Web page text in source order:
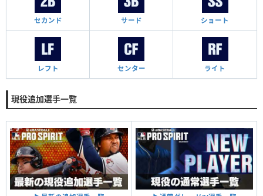
セカンド サード ショート
レフト センター ライト
現役追加選手一覧